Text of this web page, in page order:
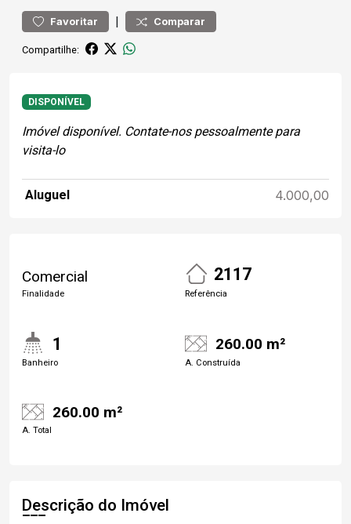
Favoritar | Comparar
Compartilhe:
DISPONÍVEL
Imóvel disponível. Contate-nos pessoalmente para
visita-lo
Aluguel 4.000,00
Comercial
Finalidade
2117
Referência
1
Banheiro
260.00 m²
A. Construída
260.00 m²
A. Total
Descrição do Imóvel